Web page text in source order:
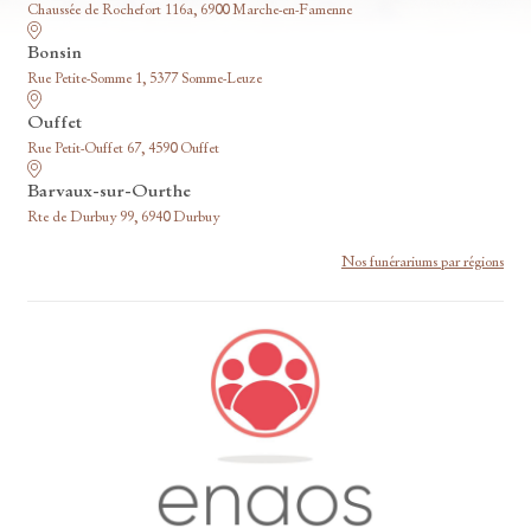
Chaussée de Rochefort 116a, 6900 Marche-en-Famenne
Bonsin
Rue Petite-Somme 1, 5377 Somme-Leuze
Ouffet
Rue Petit-Ouffet 67, 4590 Ouffet
Barvaux-sur-Ourthe
Rte de Durbuy 99, 6940 Durbuy
Nos funérariums par régions